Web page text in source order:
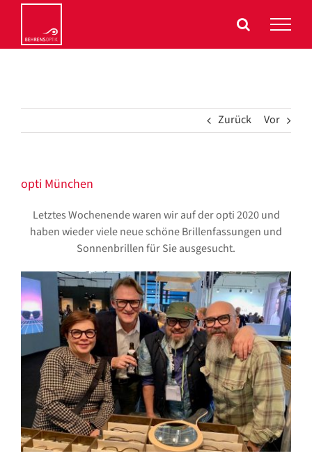
springen
Zurück Vor
opti München
Letztes Wochenende waren wir auf der opti 2020 und
haben wieder viele neue schöne Brillenfassungen und
Sonnenbrillen für Sie ausgesucht.